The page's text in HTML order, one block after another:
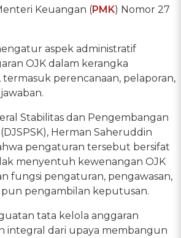
Keuangan (PMK) Nomor 27
aspek administratif
OJK dalam kerangka
termasuk perencanaan, pelaporan,
Stabilitas dan Pengembangan
Herman Saheruddin
pengaturan tersebut bersifat
menyentuh kewenangan OJK
fungsi pengaturan, pengawasan,
pengambilan keputusan.
tata kelola anggaran
integral dari upaya membangun